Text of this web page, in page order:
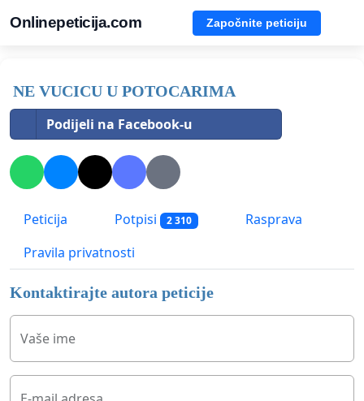
Onlinepeticija.com Započnite peticiju
NE VUCICU U POTOCARIMA
Podijeli na Facebook-u
Peticija Potpisi 2 310
Rasprava
Pravila privatnosti
Kontaktirajte autora peticije
Vaše ime